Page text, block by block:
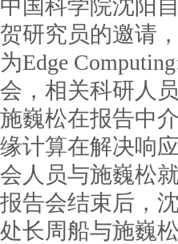
中国科学院沈阳
贺研究员的邀请
为Edge
会，相关科研人
施巍松在报告中
缘计算在解决响
会人员与施巍松
报告会结束后，
处长周船与施巍